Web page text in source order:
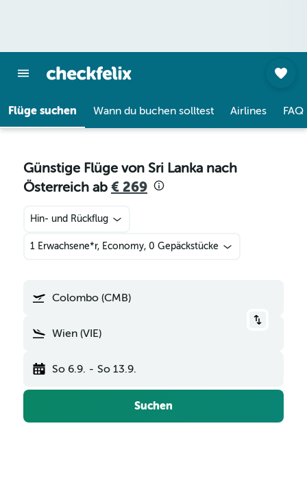
Flüge suchen Wann du buchen solltest Airlines FAQ
Günstige Flüge von Sri Lanka nach
Österreich ab € 269
Hin- und Rückflug
1 Erwachsene*r, Economy, 0 Gepäckstücke
Colombo (CMB)
Wien (VIE)
So 6.9. - So 13.9.
Suchen